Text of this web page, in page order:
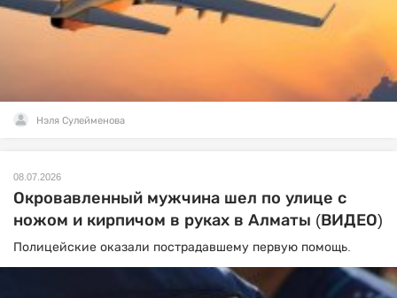
Нэля Сулейменова
08.07.2026
Окровавленный мужчина шел по улице с
ножом и кирпичом в руках в Алматы (ВИДЕО)
Полицейские оказали пострадавшему первую помощь.